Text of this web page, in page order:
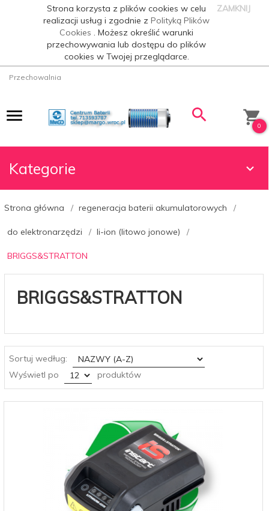
Strona korzysta z plików cookies w celu
realizacji usług i zgodnie zPolityką Plików
Cookies. Możesz określić warunki
przechowywania lub dostępu do plików
cookies w Twojej przeglądarce.
ZAMKNIJ
Przechowalnia
0
Kategorie
Strona główna regeneracja baterii akumulatorowych
do elektronarzędzi li-ion (litowo jonowe)
BRIGGS&STRATTON
BRIGGS&STRATTON
Sortuj według:
sort
Wyświetl po
pop produktów